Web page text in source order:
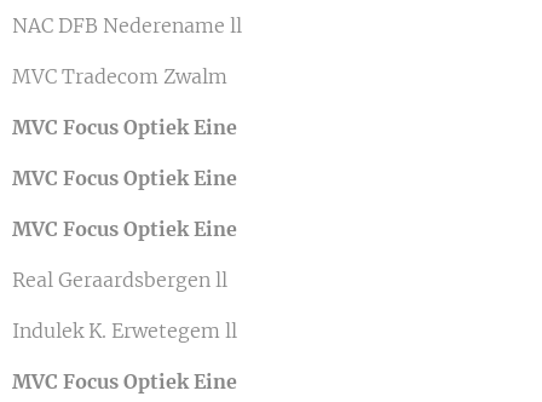
NAC DFB Nederename ll
MVC Tradecom Zwalm
MVC Focus Optiek Eine
MVC Focus Optiek Eine
MVC Focus Optiek Eine
Real Geraardsbergen ll
Indulek K. Erwetegem ll
MVC Focus Optiek Eine